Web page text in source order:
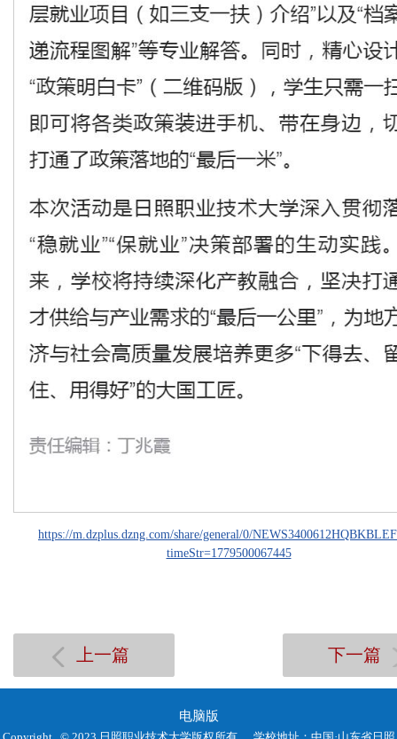
https://m.dzplus.dzng.com/share/general/0/
timeStr=1779500067445
上一篇 下一篇
电脑版